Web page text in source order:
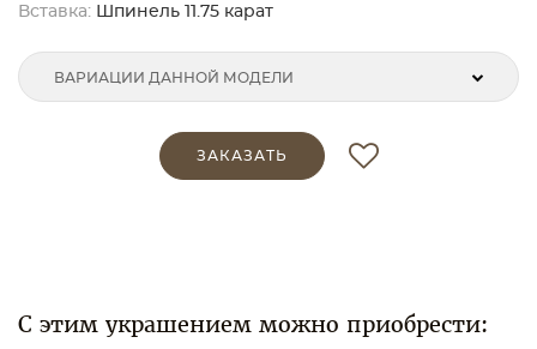
Вставка: Шпинель 11.75 карат
ВАРИАЦИИ ДАННОЙ МОДЕЛИ
ЗАКАЗАТЬ
С этим украшением можно приобрести: